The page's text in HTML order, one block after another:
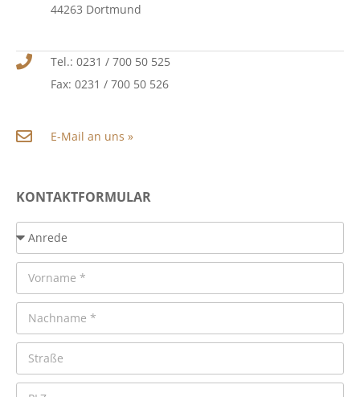
44263 Dortmund
Tel.: 0231 / 700 50 525
Fax: 0231 / 700 50 526
E-Mail an uns »
KONTAKTFORMULAR